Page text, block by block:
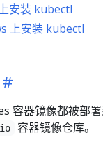
安装 kubectl
上安装 kubectl
容器镜像都被部
容器镜像仓库。